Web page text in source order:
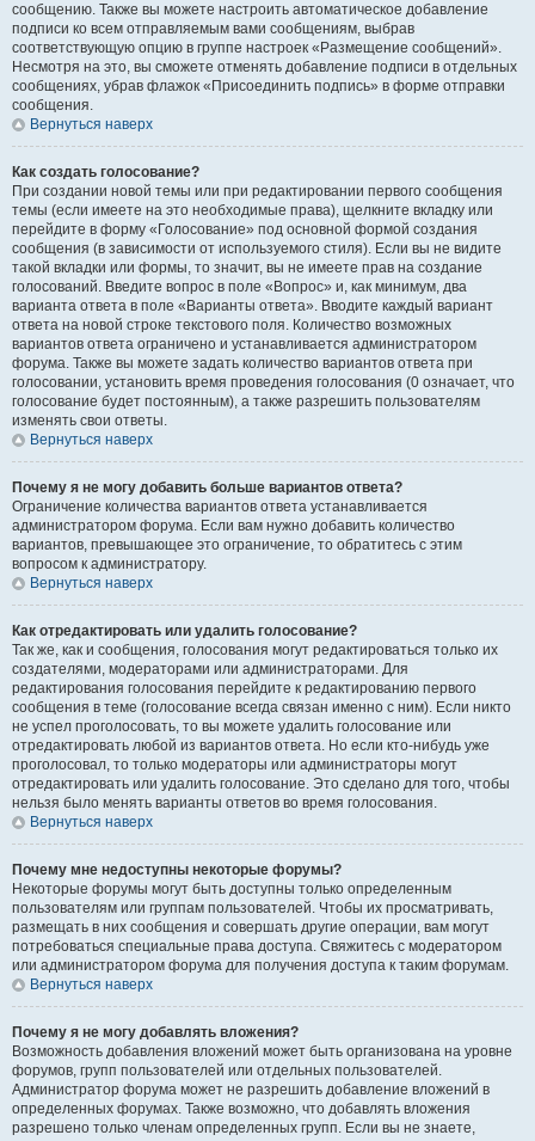
сообщению. Также вы можете настроить автоматическое добавление
подписи ко всем отправляемым вами сообщениям, выбрав
соответствующую опцию в группе настроек «Размещение сообщений».
Несмотря на это, вы сможете отменять добавление подписи в отдельных
сообщениях, убрав флажок «Присоединить подпись» в форме отправки
сообщения.
Вернуться наверх
Как создать голосование?
При создании новой темы или при редактировании первого сообщения
темы (если имеете на это необходимые права), щелкните вкладку или
перейдите в форму «Голосование» под основной формой создания
сообщения (в зависимости от используемого стиля). Если вы не видите
такой вкладки или формы, то значит, вы не имеете прав на создание
голосований. Введите вопрос в поле «Вопрос» и, как минимум, два
варианта ответа в поле «Варианты ответа». Вводите каждый вариант
ответа на новой строке текстового поля. Количество возможных
вариантов ответа ограничено и устанавливается администратором
форума. Также вы можете задать количество вариантов ответа при
голосовании, установить время проведения голосования (0 означает, что
голосование будет постоянным), а также разрешить пользователям
изменять свои ответы.
Вернуться наверх
Почему я не могу добавить больше вариантов ответа?
Ограничение количества вариантов ответа устанавливается
администратором форума. Если вам нужно добавить количество
вариантов, превышающее это ограничение, то обратитесь с этим
вопросом к администратору.
Вернуться наверх
Как отредактировать или удалить голосование?
Так же, как и сообщения, голосования могут редактироваться только их
создателями, модераторами или администраторами. Для
редактирования голосования перейдите к редактированию первого
сообщения в теме (голосование всегда связан именно с ним). Если никто
не успел проголосовать, то вы можете удалить голосование или
отредактировать любой из вариантов ответа. Но если кто-нибудь уже
проголосовал, то только модераторы или администраторы могут
отредактировать или удалить голосование. Это сделано для того, чтобы
нельзя было менять варианты ответов во время голосования.
Вернуться наверх
Почему мне недоступны некоторые форумы?
Некоторые форумы могут быть доступны только определенным
пользователям или группам пользователей. Чтобы их просматривать,
размещать в них сообщения и совершать другие операции, вам могут
потребоваться специальные права доступа. Свяжитесь с модератором
или администратором форума для получения доступа к таким форумам.
Вернуться наверх
Почему я не могу добавлять вложения?
Возможность добавления вложений может быть организована на уровне
форумов, групп пользователей или отдельных пользователей.
Администратор форума может не разрешить добавление вложений в
определенных форумах. Также возможно, что добавлять вложения
разрешено только членам определенных групп. Если вы не знаете,